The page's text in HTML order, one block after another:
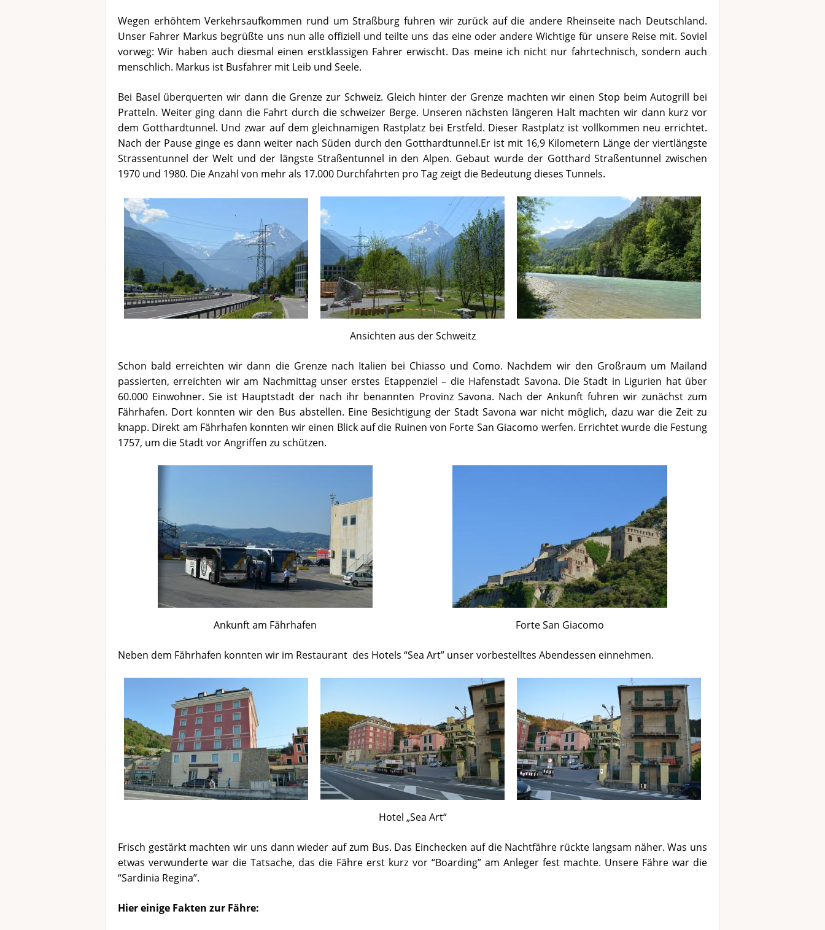
Wegen erhöhtem Verkehrsaufkommen rund um Straßburg fuhren wir zurück auf die andere Rheinseite nach Deutschland.
Unser Fahrer Markus begrüßte uns nun alle offiziell und teilte uns das eine oder andere Wichtige für unsere Reise mit. Soviel
vorweg: Wir haben auch diesmal einen erstklassigen Fahrer erwischt. Das meine ich nicht nur fahrtechnisch, sondern auch
menschlich. Markus ist Busfahrer mit Leib und Seele.
Bei Basel überquerten wir dann die Grenze zur Schweiz. Gleich hinter der Grenze machten wir einen Stop beim Autogrill bei
Pratteln. Weiter ging dann die Fahrt durch die schweizer Berge. Unseren nächsten längeren Halt machten wir dann kurz vor
dem Gotthardtunnel. Und zwar auf dem gleichnamigen Rastplatz bei Erstfeld. Dieser Rastplatz ist vollkommen neu errichtet.
Nach der Pause ginge es dann weiter nach Süden durch den Gotthardtunnel.Er ist mit 16,9 Kilometern Länge der viertlängste
Strassentunnel der Welt und der längste Straßentunnel in den Alpen. Gebaut wurde der Gotthard Straßentunnel zwischen
1970 und 1980. Die Anzahl von mehr als 17.000 Durchfahrten pro Tag zeigt die Bedeutung dieses Tunnels.
Ansichten aus der Schweitz
Schon bald erreichten wir dann die Grenze nach Italien bei Chiasso und Como. Nachdem wir den Großraum um Mailand
passierten, erreichten wir am Nachmittag unser erstes Etappenziel – die Hafenstadt Savona. Die Stadt in Ligurien hat über
60.000 Einwohner. Sie ist Hauptstadt der nach ihr benannten Provinz Savona. Nach der Ankunft fuhren wir zunächst zum
Fährhafen. Dort konnten wir den Bus abstellen. Eine Besichtigung der Stadt Savona war nicht möglich, dazu war die Zeit zu
knapp. Direkt am Fährhafen konnten wir einen Blick auf die Ruinen von Forte San Giacomo werfen. Errichtet wurde die Festung
1757, um die Stadt vor Angriffen zu schützen.
Ankunft am Fährhafen Forte San Giacomo
Neben dem Fährhafen konnten wir im Restaurant des Hotels “Sea Art” unser vorbestelltes Abendessen einnehmen.
Hotel „Sea Art“
Frisch gestärkt machten wir uns dann wieder auf zum Bus. Das Einchecken auf die Nachtfähre rückte langsam näher. Was uns
etwas verwunderte war die Tatsache, das die Fähre erst kurz vor “Boarding” am Anleger fest machte. Unsere Fähre war die
“Sardinia Regina”.
Hier einige Fakten zur Fähre: